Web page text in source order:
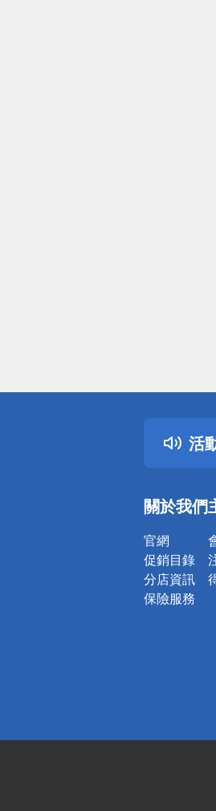
活
關於我們
官網
促銷目錄
分店資訊
保險服務